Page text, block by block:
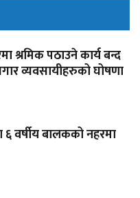
श्रमिक पठाउने कार्य बन्द
व्यवसायीहरुको घोषणा
वर्षीय बालकको नहरमा